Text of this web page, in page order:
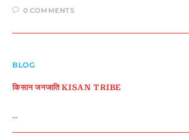
0 COMMENTS
BLOG
किसान जनजाति KISAN TRIBE
…